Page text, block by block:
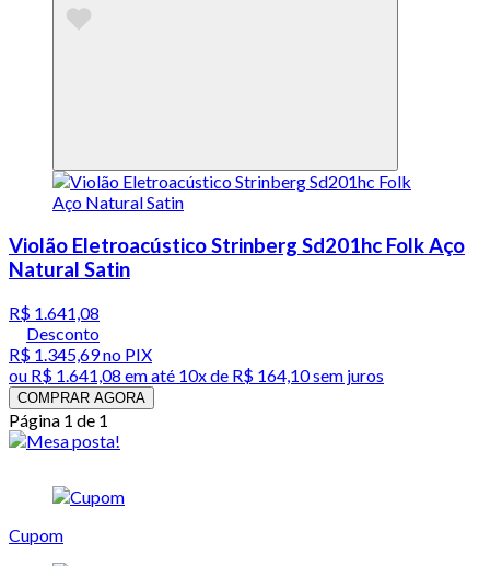
Violão Eletroacústico Strinberg Sd201hc Folk Aço
Natural Satin
R$ 1.641,08
Desconto
R$ 1.345,69no PIX
ou R$ 1.641,08 em até 10x de R$ 164,10 sem juros
COMPRAR AGORA
Página 1 de 1
Cupom